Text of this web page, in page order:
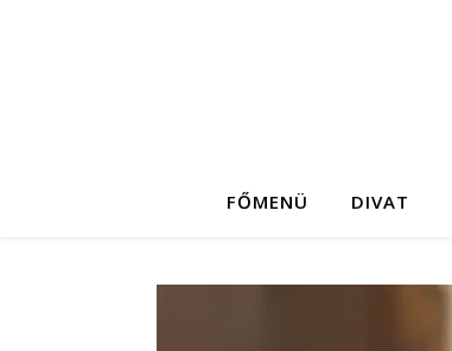
FŐMENÜ DIVAT